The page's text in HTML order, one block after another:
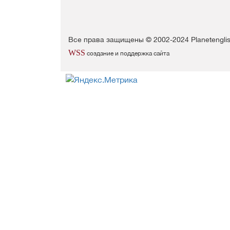
Все права защищены © 2002-2024
WSS создание и поддержка сайта